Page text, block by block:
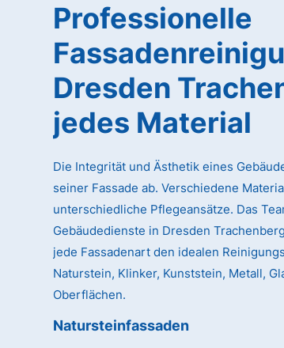
Professionelle
Dresden
jedes Material
Die Integrität und Ästhetik eines
seiner Fassade ab. Verschiedene
unterschiedliche Pflegeansätze. Das
Gebäudedienste in Dresden
jede Fassadenart den idealen
Naturstein, Klinker, Kunststein, Metall,
Oberflächen.
Natursteinfassaden